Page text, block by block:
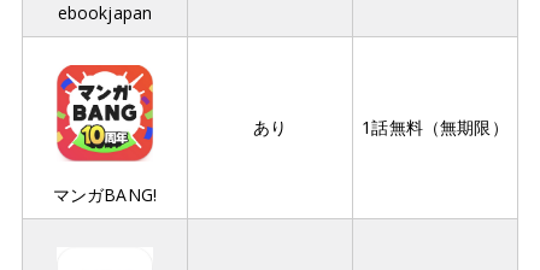
ebookjapan
マンガBANG!
あり 1話無料（無期限）